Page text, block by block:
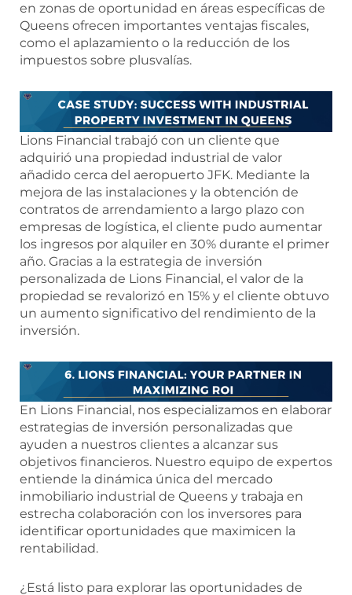
en zonas de oportunidad en áreas específicas de
Queens ofrecen importantes ventajas fiscales,
como el aplazamiento o la reducción de los
impuestos sobre plusvalías.
Lions Financial trabajó con un cliente que
adquirió una propiedad industrial de valor
añadido cerca del aeropuerto JFK. Mediante la
mejora de las instalaciones y la obtención de
contratos de arrendamiento a largo plazo con
empresas de logística, el cliente pudo aumentar
los ingresos por alquiler en 30% durante el primer
año. Gracias a la estrategia de inversión
personalizada de Lions Financial, el valor de la
propiedad se revalorizó en 15% y el cliente obtuvo
un aumento significativo del rendimiento de la
inversión.
En Lions Financial, nos especializamos en elaborar
estrategias de inversión personalizadas que
ayuden a nuestros clientes a alcanzar sus
objetivos financieros. Nuestro equipo de expertos
entiende la dinámica única del mercado
inmobiliario industrial de Queens y trabaja en
estrecha colaboración con los inversores para
identificar oportunidades que maximicen la
rentabilidad.
¿Está listo para explorar las oportunidades de